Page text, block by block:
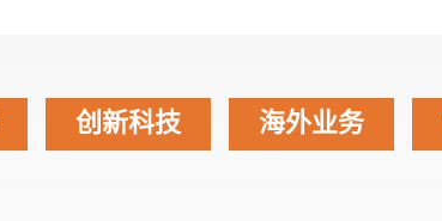
创新科技 海外业务